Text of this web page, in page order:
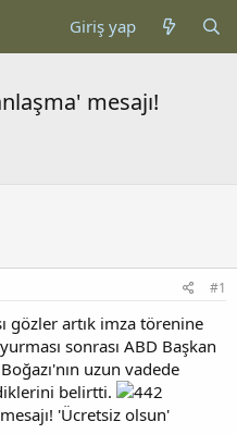
Giriş yap
mesajı!
#1
gözler artık imza törenine
sonrası ABD Başkan
uzun vadede
belirtti.
'Ücretsiz olsun'